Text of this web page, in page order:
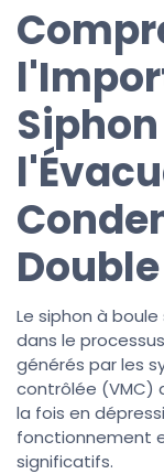
Le siphon à
dans le
générés par les
contrôlée (VMC)
la fois en
fonctionnement
significatifs.